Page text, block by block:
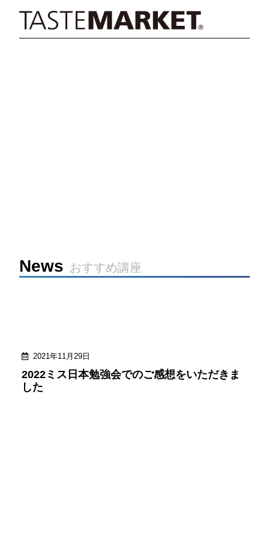
News おすすめ講座
2021年11月29日
2022ミス日本勉強会でのご感想をいただきま
した